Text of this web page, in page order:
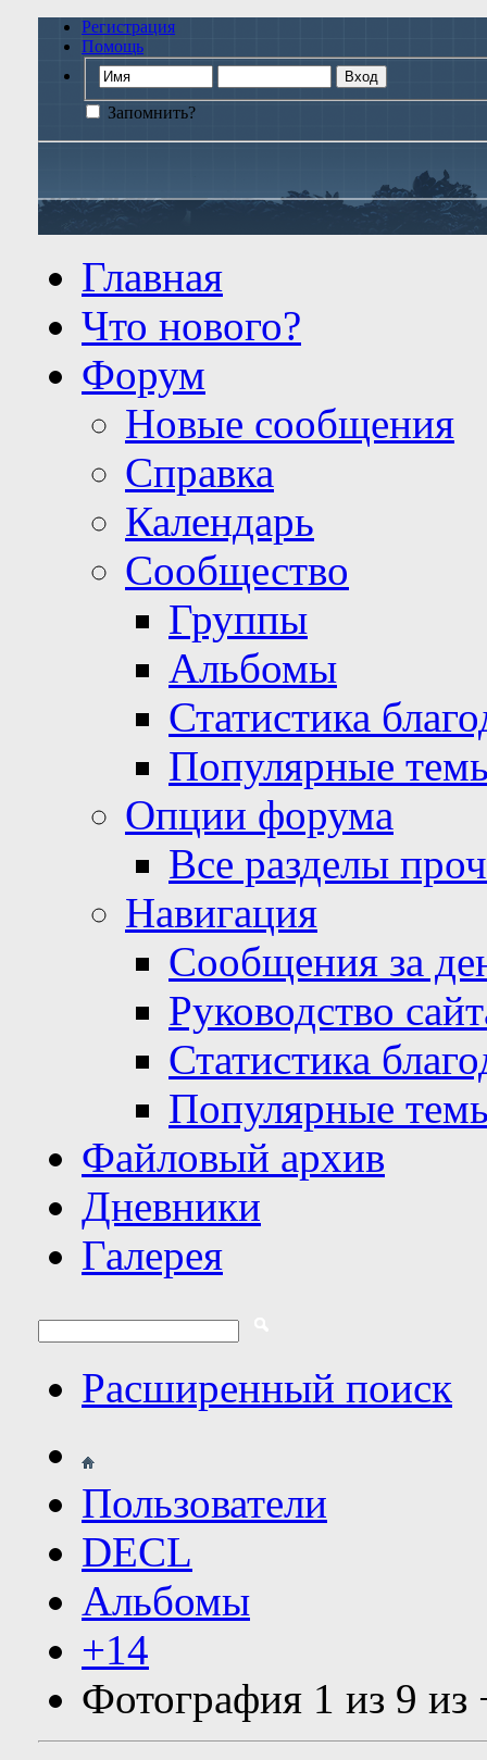
Регистрация
Помощь
Запомнить?
Главная
Что нового?
Форум
Новые сообщения
Справка
Календарь
Сообщество
Группы
Альбомы
Статистика
Популярные
Опции форума
Все разделы
Навигация
Сообщения за
Руководство
Статистика
Популярные
Файловый архив
Дневники
Галерея
Расширенный поиск
Пользователи
DECL
Альбомы
+14
Фотография 1 из 9 из